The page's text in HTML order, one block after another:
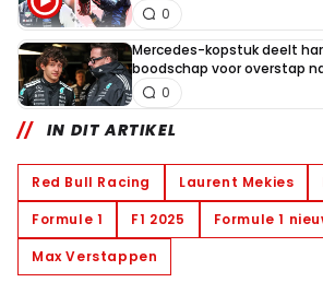
0
Mercedes-kopstuk deelt
boodschap voor overstap
0
IN DIT ARTIKEL
Red Bull Racing Laurent Mekies
Formule 1
F1 2025 Formule 1
Max Verstappen